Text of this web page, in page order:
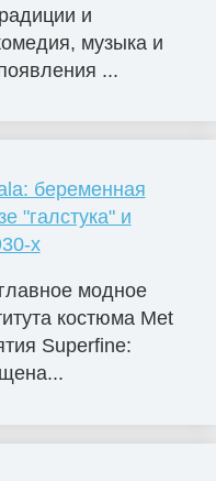
и
музыка и
...
беременная
"галстука" и
х
модное
костюма Met
Superfine: